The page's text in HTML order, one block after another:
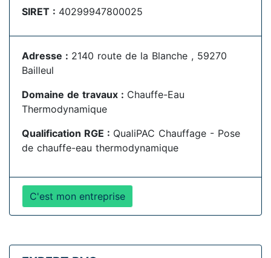
SIRET : 40299947800025
Adresse : 2140 route de la Blanche , 59270
Bailleul
Domaine de travaux : Chauffe-Eau
Thermodynamique
Qualification RGE : QualiPAC Chauffage - Pose
de chauffe-eau thermodynamique
C'est mon entreprise